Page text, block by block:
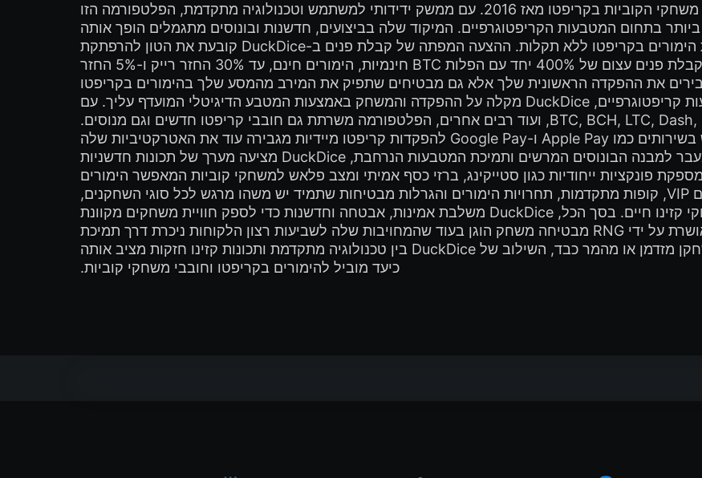
DuckDice הוא קזינו מקוון בולט שהפך את חוויית משחקי הקוביות בקריפטו מאז 2016. עם ממשק ידידותי למשתמש וטכנולוגיה מתקדמת, הפלטפורמה הזו
ביותר בתחום המטבעות הקריפטוגרפיים. המיקוד שלה בביצועים, חדשנות ובונוסים מתגמלים הופך אותה
לבחירה מובילה עבור שחקנים המחפשים חוויית הימורים בקריפטו ללא תקלות. ההצעה המפתה של קבלת פנים ב-DuckDice קובעת את הטון להרפתקת
משחקים פרימיום. שחקנים יכולים ליהנות מבונוס קבלת פנים עצום של 400% יחד עם הפלות BTC חינמיות, הימורים חינם, עד 30% החזר רייק ו-5% החזר
את ההפקדה הראשונית שלך אלא גם מבטיחים שתפיק את המירב מהמסע שלך בהימורים בקריפטו
מההתחלה. עם תמיכה במגוון רחב של מטבעות קריפטוגרפיים, DuckDice מקלה על ההפקדה והמשחק באמצעות המטבע הדיגיטלי המועדף עליך. עם
תמיכה מובנית במטבעות כמו BTC, BCH, LTC, Dash, Doge, ETH, ועוד רבים אחרים, הפלטפורמה משרתת גם חובבי קריפטו חדשים וגם מנוסים.
האפשרות להטעין בכרטיסי מתנה או להשתמש בשירותים כמו Apple Pay ו-Google Pay להפקדות קריפטו מיידיות מגבירה עוד את האטרקטיביות שלה
כקזינו מטבעות קריפטוגרפיים רב-גוני. מעבר למבנה הבונוסים המרשים ותמיכת המטבעות הנרחבת, DuckDice מציעה מערך של תכונות חדשניות
פונקציות ייחודיות כגון סטייקינג, ברזי כסף אמיתי ומצב פלאש למשחקי קוביות המאפשר הימורים
בנפח גבוה תוך דקות. הצעות נוספות כמו בונוסים VIP, קופות מתקדמות, תחרויות הימורים והגרלות מבטיחות שתמיד יש משהו מרגש לכל סוגי השחקנים,
מה שהופך אותה למובילה בהימורי קריפטו ומשחקי קזינו חיים. בסך הכל, DuckDice משלבת אמינות, אבטחה וחדשנות כדי לספק חוויית משחקים מקוונת
יוצאת דופן בקריפטו. הפלטפורמה המורשית והמאושרת על ידי RNG מבטיחה משחק הוגן בעוד שהמחויבות שלה לשביעות רצון הלקוחות ניכרת דרך תמיכת
VIP ייעודית והיצע בונוסים קבועים. בין אם אתה שחקן מזדמן או מהמר כבד, השילוב של DuckDice בין טכנולוגיה מתקדמת ותכונות קזינו חזקות מציב אותה
כיעד מוביל להימורים בקריפטו וחובבי משחקי קוביות.